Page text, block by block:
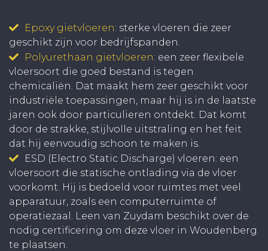
Epoxy gietvloeren: sterke vloeren die zeer
geschikt zijn voor bedrijfspanden.
Polyurethaan gietvloeren: een zeer flexibele
vloersoort die goed bestand is tegen
chemicaliën. Dat maakt hem zeer geschikt voor
industriële toepassingen, maar hij is in de laatste
jaren ook door particulieren ontdekt. Dat komt
door de strakke, stijlvolle uitstraling en het feit
dat hij eenvoudig schoon te maken is.
ESD (Electro Static Discharge) vloeren: een
vloersoort die statische ontlading via de vloer
voorkomt. Hij is bedoeld voor ruimtes met veel
apparatuur, zoals een computerruimte of
operatiezaal. Leen van Zuydam beschikt over de
nodig certificering om deze vloer in Woudenberg
te plaatsen.